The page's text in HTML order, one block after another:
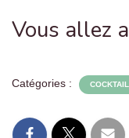
Vous allez
Catégories :